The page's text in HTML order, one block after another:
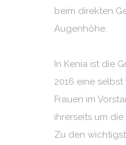
beim direkten
Augenhöhe.
In Kenia ist die
2016 eine
Frauen im
ihrerseits um
Zu den